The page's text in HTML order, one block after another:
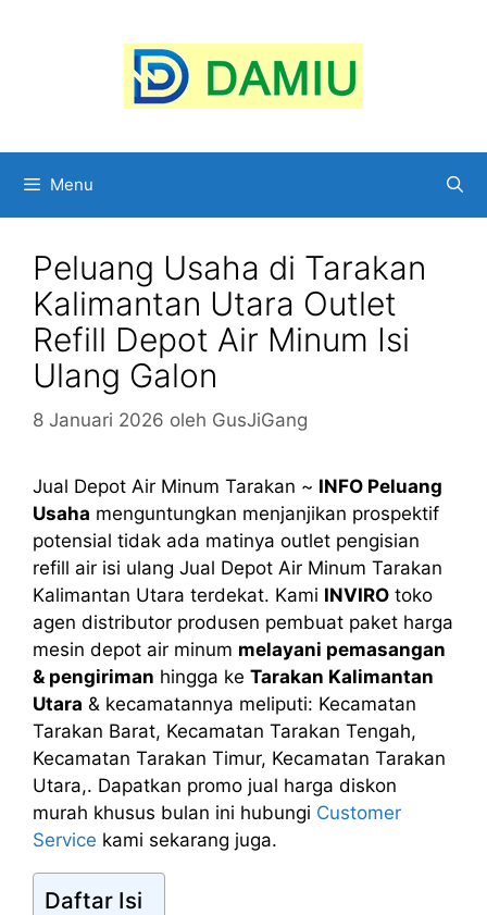
Menu
Peluang Usaha di Tarakan
Kalimantan Utara Outlet
Refill Depot Air Minum Isi
Ulang Galon
8 Januari 2026 oleh GusJiGang
Jual Depot Air Minum Tarakan ~ INFO Peluang
Usaha menguntungkan menjanjikan prospektif
potensial tidak ada matinya outlet pengisian
refill air isi ulang Jual Depot Air Minum Tarakan
Kalimantan Utara terdekat. Kami INVIRO toko
agen distributor produsen pembuat paket harga
mesin depot air minum melayani pemasangan
& pengiriman hingga ke Tarakan Kalimantan
Utara & kecamatannya meliputi: Kecamatan
Tarakan Barat, Kecamatan Tarakan Tengah,
Kecamatan Tarakan Timur, Kecamatan Tarakan
Utara,. Dapatkan promo jual harga diskon
murah khusus bulan ini hubungi Customer
Service kami sekarang juga.
Daftar Isi